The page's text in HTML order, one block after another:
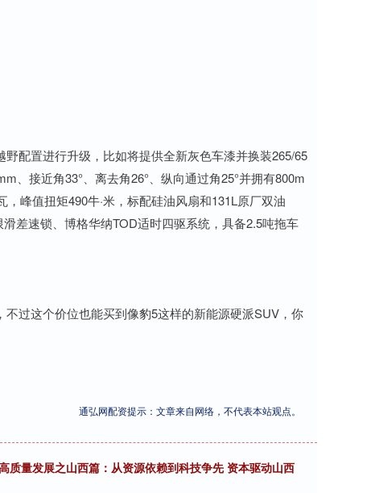
配置进行升级，比如将提供全新灰色车漆并换装265/65
、接近角33°、离去角26°、纵向通过角25°并拥有800m
峰值扭矩490牛·米，标配硅油风扇和131L原厂双油
差速锁、博格华纳TOD适时四驱系统，具备2.5吨拖车
过这个价位也能买到像豹5这样的新能源硬派SUV，你
通弘网配资提示：文章来自网络，不代表本站观点。
质量发展之山西篇：从资源依赖到科技争先 资本驱动山西